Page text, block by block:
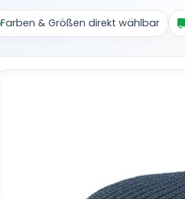
Farben & Größen direkt wählbar